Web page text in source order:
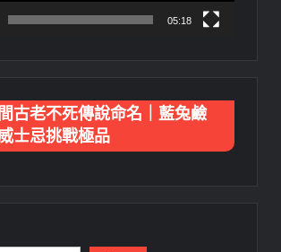
05:18
古老不死傳說命名｜藍兔鹼
士忌挑戰極品